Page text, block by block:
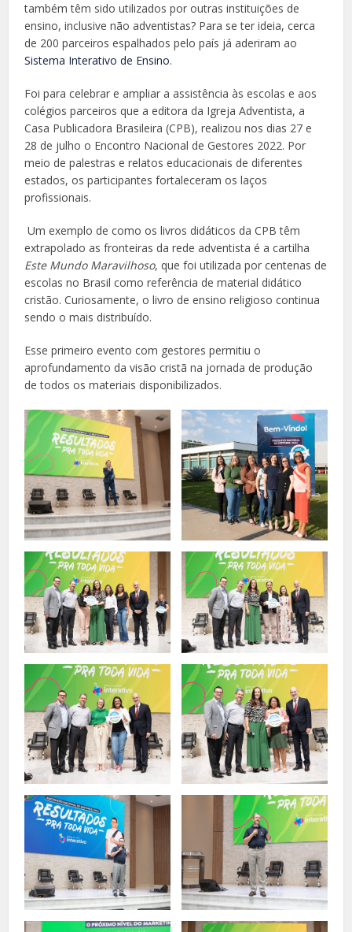
também têm sido utilizados por outras instituições de
ensino, inclusive não adventistas? Para se ter ideia, cerca
de 200 parceiros espalhados pelo país já aderiram ao
Sistema Interativo de Ensino.
Foi para celebrar e ampliar a assistência às escolas e aos
colégios parceiros que a editora da Igreja Adventista, a
Casa Publicadora Brasileira (CPB), realizou nos dias 27 e
28 de julho o Encontro Nacional de Gestores 2022. Por
meio de palestras e relatos educacionais de diferentes
estados, os participantes fortaleceram os laços
profissionais.
Um exemplo de como os livros didáticos da CPB têm
extrapolado as fronteiras da rede adventista é a cartilha
Este Mundo Maravilhoso, que foi utilizada por centenas de
escolas no Brasil como referência de material didático
cristão. Curiosamente, o livro de ensino religioso continua
sendo o mais distribuído.
Esse primeiro evento com gestores permitiu o
aprofundamento da visão cristã na jornada de produção
de todos os materiais disponibilizados.